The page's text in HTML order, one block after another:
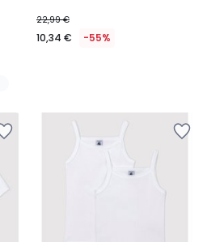
22,99 €
10,34 € -55%